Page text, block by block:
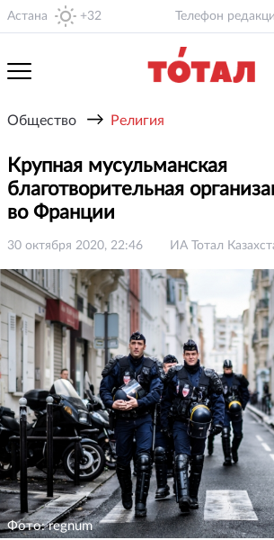
Астана +32 Телефон
Общество → Религия
Крупная мусульманская
благотворительная
во Франции
30 октября 2020, 22:46 ИА Тотал
Фото: regnum